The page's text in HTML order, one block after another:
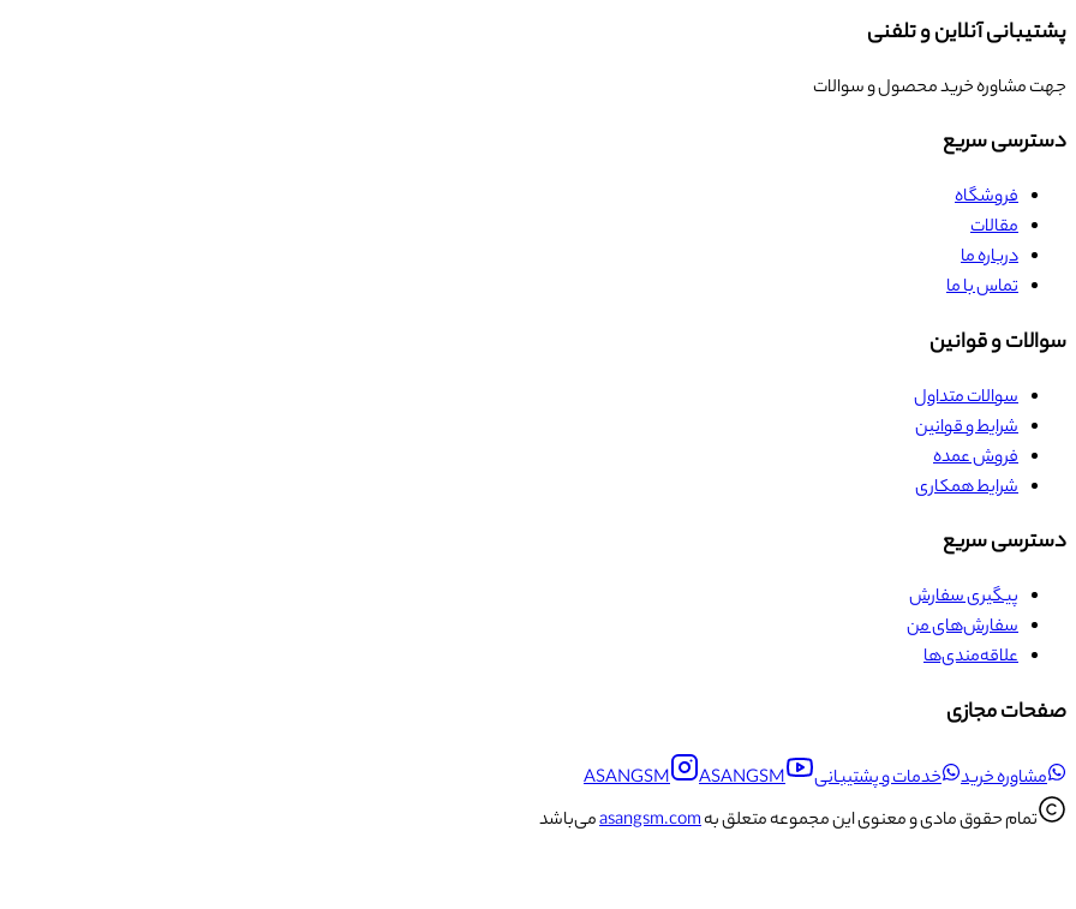
پشتیبانی آنلاین و تلفنی
جهت مشاوره خرید محصول و سوالات
دسترسی سریع
فروشگاه
مقالات
درباره ما
تماس با ما
سوالات و قوانین
سوالات متداول
شرایط و قوانین
فروش عمده
شرایط همکاری
دسترسی سریع
پیگیری سفارش
سفارش‌های من
علاقه‌مندی‌ها
صفحات مجازی
مشاوره خرید خدمات و پشتیبانی ASANGSM
ASANGSM
تمام حقوق مادی و معنوی این مجموعه متعلق بهasangsm.comمی‌باشد